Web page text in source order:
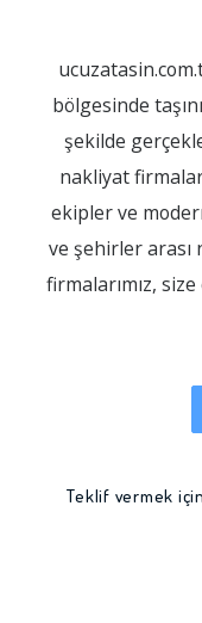
bölgesinde
şekilde
nakliyat
ekipler ve
ve şehirler arası
firmalarımız,
Teklif vermek için